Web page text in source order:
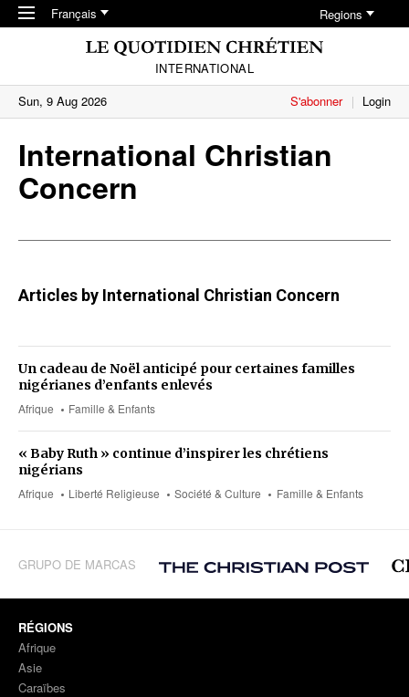
Skip to main content
Français Regions
INTERNATIONAL
Sun, 9 Aug 2026
S'abonner Login
International Christian
Concern
Articles by International Christian Concern
Afrique Famille & Enfants
Un cadeau de Noël anticipé pour certaines familles
nigérianes d’enfants enlevés
Afrique Liberté Religieuse Société & Culture Famille & Enfants
« Baby Ruth » continue d’inspirer les chrétiens
nigérians
GRUPO DE MARCAS
RÉGIONS
Afrique
Asie
Caraïbes